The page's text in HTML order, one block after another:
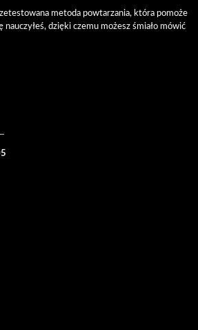
metoda powtarzania, która pomoże
nauczyłeś, dzięki czemu możesz śmiało mówić